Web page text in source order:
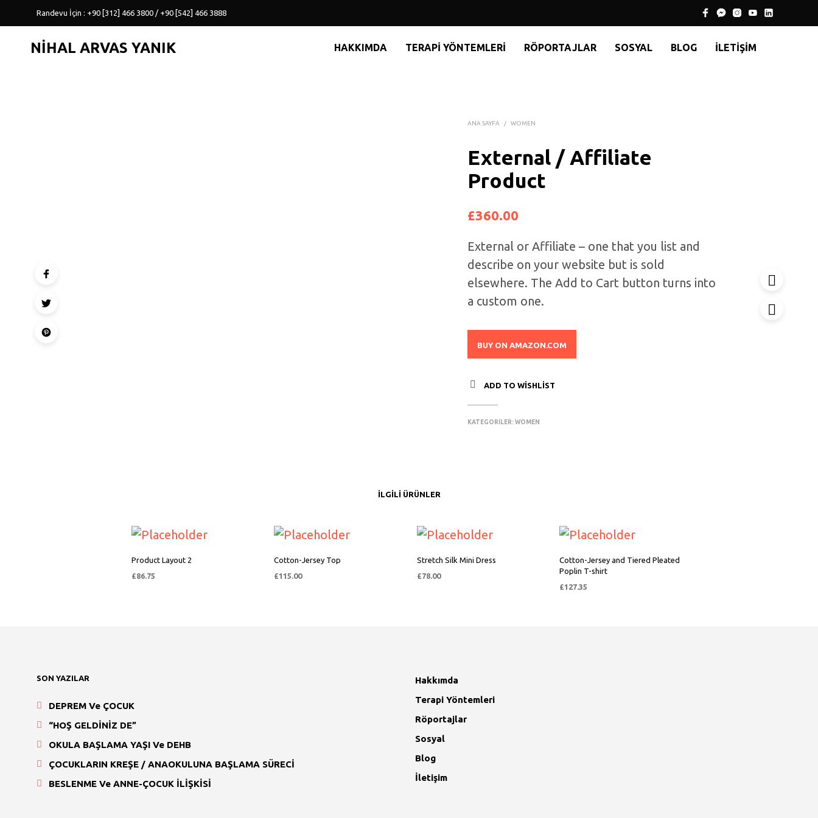
Randevu İçin : +90 [312] 466 3800 / +90 [542] 466 3888
NIHAL ARVAS YANIK HAKKIMDA TERAPI YÖNTEMLERI RÖPORTAJLAR SOSYAL BLOG İLETIŞIM
ANA SAYFA / WOMEN
External / Affiliate
Product
£360.00
External or Affiliate – one that you list and
describe on your website but is sold
elsewhere. The Add to Cart button turns into
a custom one.
BUY ON AMAZON.COM
ADD TO WISHLIST
KATEGORILER:WOMEN
İLGILI ÜRÜNLER
Product Layout 2
£86.75
Cotton-Jersey Top
£115.00
Stretch Silk Mini Dress
£78.00
Cotton-Jersey and Tiered Pleated
Poplin T-shirt
£127.35
SON YAZILAR
DEPREM Ve ÇOCUK
“HOŞ GELDİNİZ DE”
OKULA BAŞLAMA YAŞI Ve DEHB
ÇOCUKLARIN KREŞE / ANAOKULUNA BAŞLAMA SÜRECİ
BESLENME Ve ANNE-ÇOCUK İLİŞKİSİ
Hakkımda
Terapi Yöntemleri
Röportajlar
Sosyal
Blog
İletişim